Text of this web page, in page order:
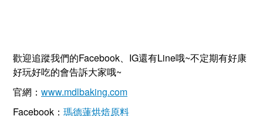
歡迎追蹤我們的Facebook、IG還有Line哦~不定期有好康
好玩好吃的會告訴大家哦~
官網： www.mdlbaking.com
Facebook： 瑪德蓮烘焙原料